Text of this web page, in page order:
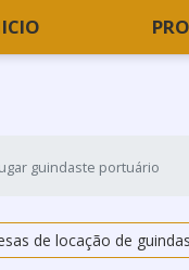
guindaste portuário
de locação de